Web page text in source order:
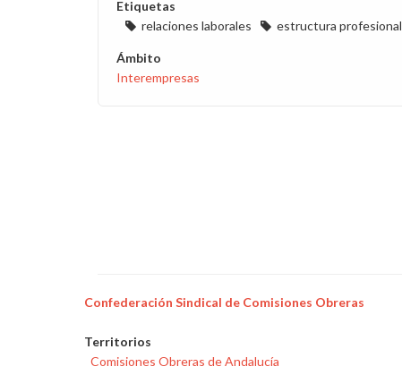
Etiquetas
relaciones laborales
estructura profesional
Ámbito
Interempresas
Confederación Sindical de Comisiones Obreras
Territorios
Comisiones Obreras de Andalucía